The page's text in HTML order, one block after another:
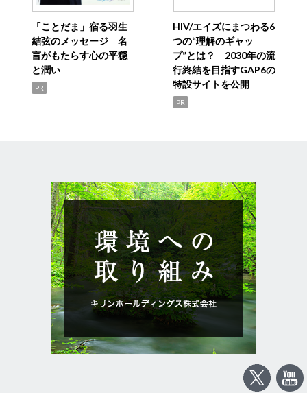
「ことだま」宿る羽生
結弦のメッセージ 名
言がもたらす心の平穏
と潤い
PR
HIV/エイズにまつわる6
つの“理解のギャッ
プ”とは？ 2030年の流
行終結を目指すGAP6の
特設サイトを公開
PR